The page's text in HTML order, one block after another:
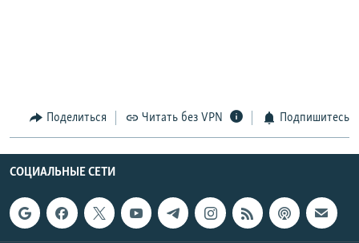
Поделиться Читать без VPN Подпишитесь
СОЦИАЛЬНЫЕ СЕТИ